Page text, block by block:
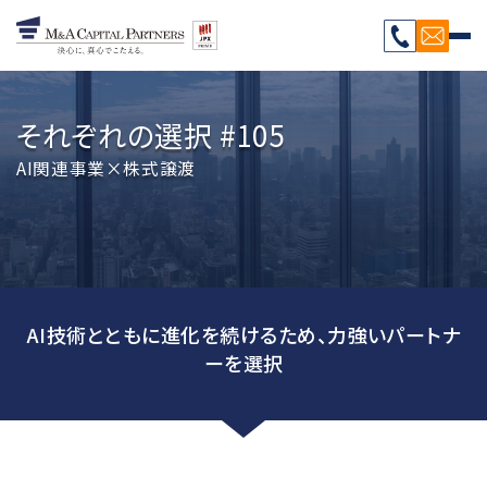
それぞれの選択 #105
AI関連事業×株式譲渡
AI技術とともに進化を続けるため、力強いパートナ
ーを選択